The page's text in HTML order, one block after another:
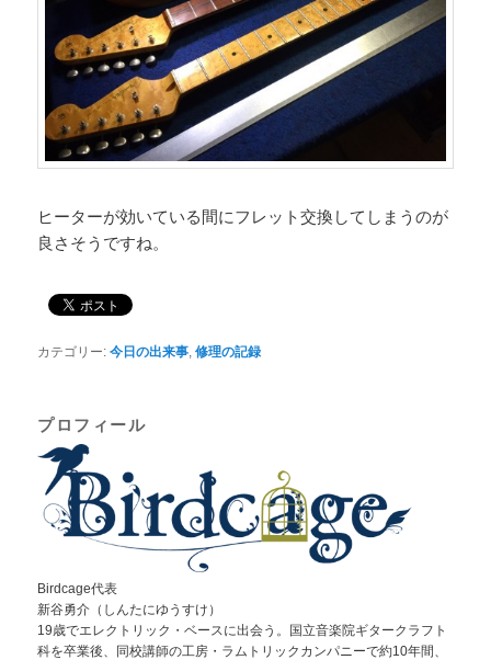
ヒーターが効いている間にフレット交換してしまうのが
良さそうですね。
カテゴリー: 今日の出来事,修理の記録
プロフィール
Birdcage代表
新谷勇介（しんたにゆうすけ）
19歳でエレクトリック・ベースに出会う。国立音楽院ギタークラフト
科を卒業後、同校講師の工房・ラムトリックカンパニーで約10年間、